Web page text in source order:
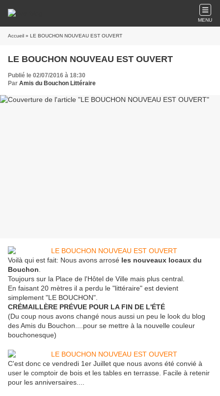
MENU
Accueil » LE BOUCHON NOUVEAU EST OUVERT
LE BOUCHON NOUVEAU EST OUVERT
Publié le 02/07/2016 à 18:30
Par Amis du Bouchon Littéraire
Voilà qui est fait: Nous avons arrosé les nouveaux locaux du
Bouchon
Toujours sur la Place de l'Hôtel de Ville mais plus central.
En faisant 20 mètres il a perdu le "littéraire" est devient
simplement "LE BOUCHON".
CRÉMAILLÈRE PRÉVUE POUR LA FIN DE L'ÉTÉ
(Du coup nous avons changé nous aussi un peu le look du blog
des Amis du Bouchon....pour se mettre à la nouvelle couleur
bouchonesque)
C'est donc ce vendredi 1er Juillet que nous avons été convié à
user le comptoir de bois et les tables en terrasse. Facile à retenir
pour les anniversaires....